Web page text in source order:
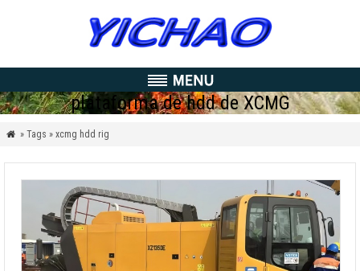
plataforma de hdd de XCMG
 » Tags » xcmg hdd rig